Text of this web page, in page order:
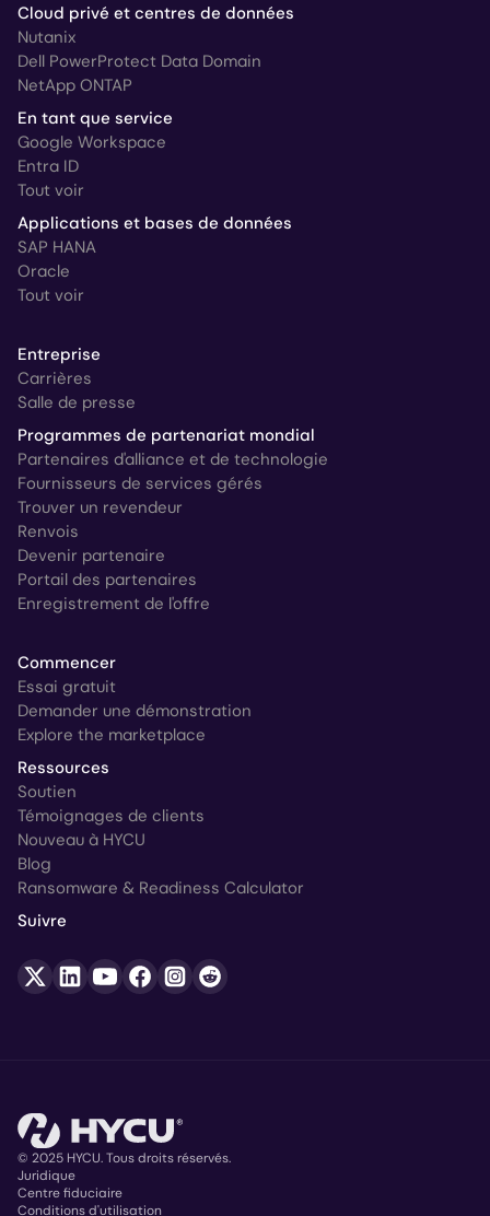
Cloud privé et centres de données
Nutanix
Dell PowerProtect Data Domain
NetApp ONTAP
En tant que service
Google Workspace
Entra ID
Tout voir
Applications et bases de données
SAP HANA
Oracle
Tout voir
Entreprise
Carrières
Salle de presse
Programmes de partenariat mondial
Partenaires d'alliance et de technologie
Fournisseurs de services gérés
Trouver un revendeur
Renvois
Devenir partenaire
Portail des partenaires
Enregistrement de l'offre
Commencer
Essai gratuit
Demander une démonstration
Explore the marketplace
Ressources
Soutien
Témoignages de clients
Nouveau à HYCU
Blog
Ransomware & Readiness Calculator
Suivre
© 2025 HYCU. Tous droits réservés.
Juridique
Centre fiduciaire
Conditions d'utilisation